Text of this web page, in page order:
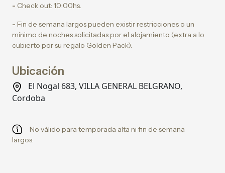
- Check out: 10:00hs.
- Fin de semana largos pueden existir restricciones o un
mínimo de noches solicitadas por el alojamiento (extra a lo
cubierto por su regalo Golden Pack).
Ubicación
El Nogal 683, VILLA GENERAL BELGRANO,
Cordoba
-No válido para temporada alta ni fin de semana
largos.